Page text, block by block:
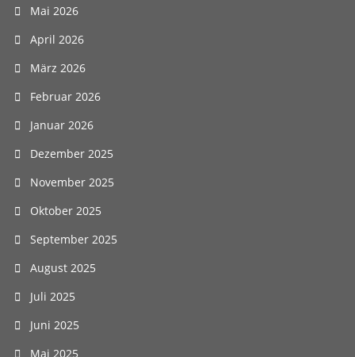
Mai 2026
April 2026
März 2026
Februar 2026
Januar 2026
Dezember 2025
November 2025
Oktober 2025
September 2025
August 2025
Juli 2025
Juni 2025
Mai 2025